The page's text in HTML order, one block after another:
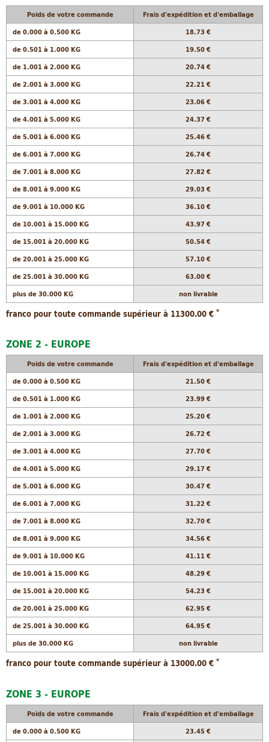
Poids de votre commande
Frais d'expédition et d'emballage
de 0.000 à 0.500 KG
18.73 €
de 0.501 à 1.000 KG
19.50 €
de 1.001 à 2.000 KG
20.74 €
de 2.001 à 3.000 KG
22.21 €
de 3.001 à 4.000 KG
23.06 €
de 4.001 à 5.000 KG
24.37 €
de 5.001 à 6.000 KG
25.46 €
de 6.001 à 7.000 KG
26.74 €
de 7.001 à 8.000 KG
27.82 €
de 8.001 à 9.000 KG
29.03 €
de 9.001 à 10.000 KG
36.10 €
de 10.001 à 15.000 KG
43.97 €
de 15.001 à 20.000 KG
50.54 €
de 20.001 à 25.000 KG
57.10 €
de 25.001 à 30.000 KG
63.00 €
plus de 30.000 KG
non livrable
franco pour toute commande supérieur à 11300.00 € *
ZONE 2 - EUROPE
Poids de votre commande
Frais d'expédition et d'emballage
de 0.000 à 0.500 KG
21.50 €
de 0.501 à 1.000 KG
23.99 €
de 1.001 à 2.000 KG
25.20 €
de 2.001 à 3.000 KG
26.72 €
de 3.001 à 4.000 KG
27.70 €
de 4.001 à 5.000 KG
29.17 €
de 5.001 à 6.000 KG
30.47 €
de 6.001 à 7.000 KG
31.22 €
de 7.001 à 8.000 KG
32.70 €
de 8.001 à 9.000 KG
34.56 €
de 9.001 à 10.000 KG
41.11 €
de 10.001 à 15.000 KG
48.29 €
de 15.001 à 20.000 KG
54.23 €
de 20.001 à 25.000 KG
62.95 €
de 25.001 à 30.000 KG
64.95 €
plus de 30.000 KG
non livrable
franco pour toute commande supérieur à 13000.00 € *
ZONE 3 - EUROPE
Poids de votre commande
Frais d'expédition et d'emballage
de 0.000 à 0.500 KG
23.45 €